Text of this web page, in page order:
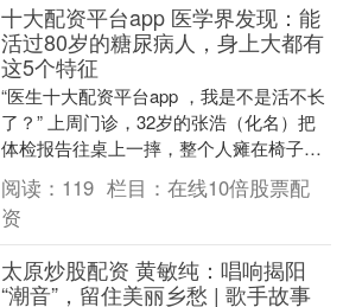
十大配资平台app 医学界发现：能
活过80岁的糖尿病人，身上大都有
这5个特征
“医生十大配资平台app ，我是不是活不长
了？” 上周门诊，32岁的张浩（化名）把
体检报告往桌上一摔，整个人瘫在椅子
上。空腹血糖11.2，糖化血红蛋白9.8%
—....
阅读： 119 栏目： 在线10倍股票配
资
太原炒股配资 黄敏纯：唱响揭阳
“潮音”，留住美丽乡愁 | 歌手故事